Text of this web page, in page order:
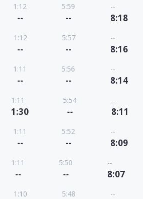
1:12
--
5:59
--
--
8:18
1:12
--
5:57
--
--
8:16
1:11
--
5:56
--
--
8:14
1:11
1:30
5:54
--
--
8:11
1:11
--
5:52
--
--
8:09
1:11
--
5:50
--
--
8:07
1:10 5:48 --